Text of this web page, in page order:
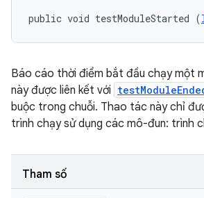
public void testModuleStarted (
Báo cáo thời điểm bắt đầu chạy một
này được liên kết với
buộc trong chuỗi. Thao tác này chỉ
trình chạy sử dụng các mô-đun: trình
Tham số